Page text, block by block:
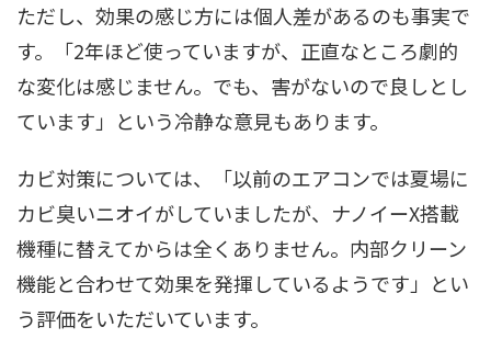
ただし、効果の感じ方には個人差があるのも事実で
す。「2年ほど使っていますが、正直なところ劇的
な変化は感じません。でも、害がないので良しとし
ています」という冷静な意見もあります。
カビ対策については、「以前のエアコンでは夏場に
カビ臭いニオイがしていましたが、ナノイーX搭載
機種に替えてからは全くありません。内部クリーン
機能と合わせて効果を発揮しているようです」とい
う評価をいただいています。